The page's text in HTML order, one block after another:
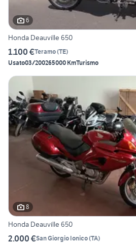
6
Honda Deauville 650
1.100 €Teramo(TE)
Usato03/200265000 KmTurismo
8
Honda Deauville 650
2.000 €San Giorgio Ionico(TA)